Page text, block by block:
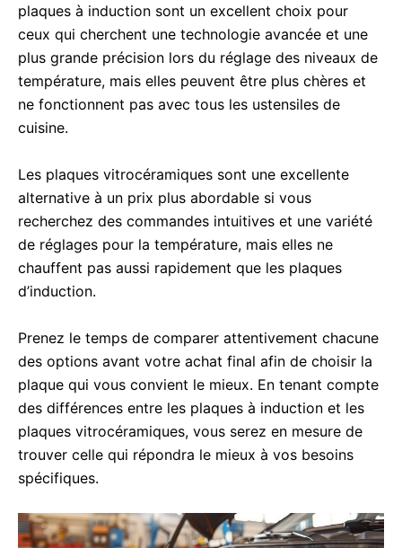
plaques à induction sont un excellent choix pour
ceux qui cherchent une technologie avancée et une
plus grande précision lors du réglage des niveaux de
température, mais elles peuvent être plus chères et
ne fonctionnent pas avec tous les ustensiles de
cuisine.
Les plaques vitrocéramiques sont une excellente
alternative à un prix plus abordable si vous
recherchez des commandes intuitives et une variété
de réglages pour la température, mais elles ne
chauffent pas aussi rapidement que les plaques
d’induction.
Prenez le temps de comparer attentivement chacune
des options avant votre achat final afin de choisir la
plaque qui vous convient le mieux. En tenant compte
des différences entre les plaques à induction et les
plaques vitrocéramiques, vous serez en mesure de
trouver celle qui répondra le mieux à vos besoins
spécifiques.